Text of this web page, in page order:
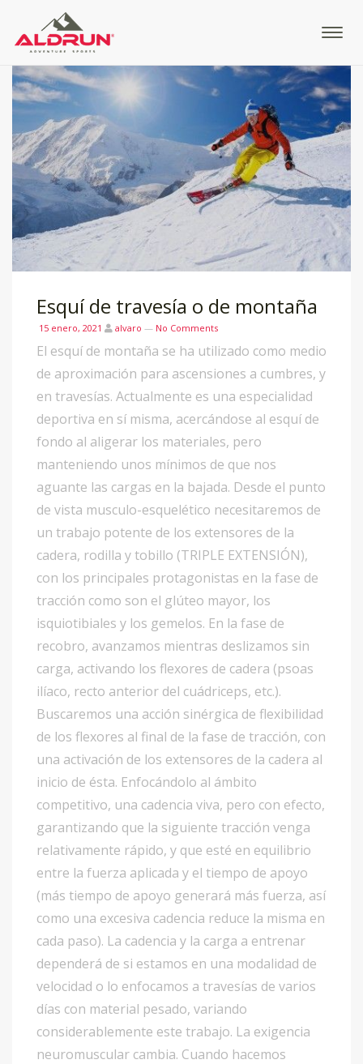
Blog Archives
Esquí de travesía o de montaña
15 enero, 2021 alvaro — No Comments
El esquí de montaña se ha utilizado como medio
de aproximación para ascensiones a cumbres, y
en travesías. Actualmente es una especialidad
deportiva en sí misma, acercándose al esquí de
fondo al aligerar los materiales, pero
manteniendo unos mínimos de que nos
aguante las cargas en la bajada. Desde el punto
de vista musculo-esquelético necesitaremos de
un trabajo potente de los extensores de la
cadera, rodilla y tobillo (TRIPLE EXTENSIÓN),
con los principales protagonistas en la fase de
tracción como son el glúteo mayor, los
isquiotibiales y los gemelos. En la fase de
recobro, avanzamos mientras deslizamos sin
carga, activando los flexores de cadera (psoas
ilíaco, recto anterior del cuádriceps, etc.).
Buscaremos una acción sinérgica de flexibilidad
de los flexores al final de la fase de tracción, con
una activación de los extensores de la cadera al
inicio de ésta. Enfocándolo al ámbito
competitivo, una cadencia viva, pero con efecto,
garantizando que la siguiente tracción venga
relativamente rápido, y que esté en equilibrio
entre la fuerza aplicada y el tiempo de apoyo
(más tiempo de apoyo generará más fuerza, así
como una excesiva cadencia reduce la misma en
cada paso). La cadencia y la carga a entrenar
dependerá de si estamos en una modalidad de
velocidad o lo enfocamos a travesías de varios
días con material pesado, variando
considerablemente este trabajo. La exigencia
neuromuscular cambia. Cuando hacemos